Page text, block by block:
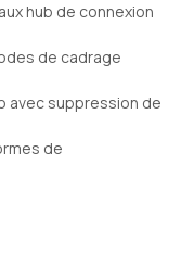
hub de connexion
de cadrage
avec suppression de
de